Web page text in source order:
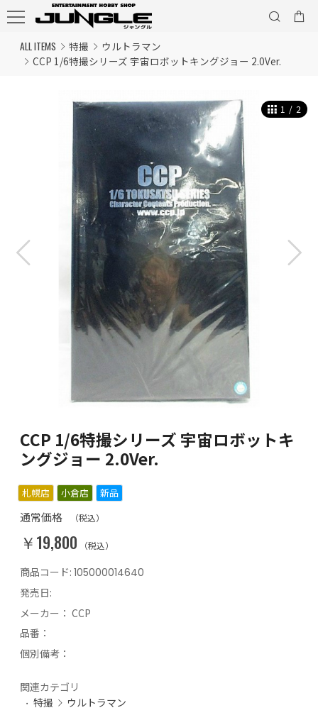
ALL ITEMS 特撮
ウルトラマン
CCP 1/6特撮シリーズ 宇宙ロボットキングジョー 2.0Ver.
1 / 2
CCP 1/6特撮シリーズ 宇宙ロボットキ
ングジョー 2.0Ver.
札幌店 小倉店 新品
通常価格 （税込）
￥19,800 （税込）
商品コード: 105000014640
発売日:
メーカー： CCP
品番：
個別備考：
関連カテゴリ
特撮
ウルトラマン